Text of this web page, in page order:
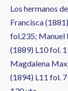
Los hermanos
Francisca
fol.235; Manuel
(1889) L10 fol.
Magdalena
(1894) L11 fol.